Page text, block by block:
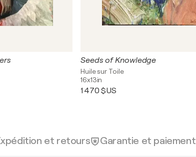
Seeds of Knowledge
Huile sur Toile
16x13in
1 470 $US
et retours Garantie et paiement